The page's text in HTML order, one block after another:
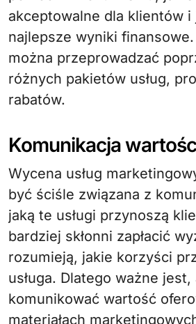
akceptowalne dla klientów
najlepsze wyniki
można przeprowadzać
różnych pakietów usług,
rabatów.
Komunikacja
Wycena usług
być ściśle związana z
jaką te usługi przynoszą
bardziej skłonni zapłacić
rozumieją, jakie korzyści
usługa. Dlatego ważne jest,
komunikować wartość
materiałach